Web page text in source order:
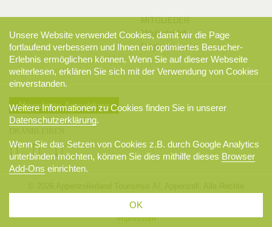
Mitglieder-Info
Mitglieder-Login
Newsletter-Anmeldung
Datenschutzerklärung
Impressum
Unsere Website verwendet Cookies, damit wir die Page
fortlaufend verbessern und Ihnen ein optimiertes Besucher-
Erlebnis ermöglichen können. Wenn Sie auf dieser Webseite
weiterlesen, erklären Sie sich mit der Verwendung von Cookies
einverstanden.
Weitere Informationen zu Cookies finden Sie in unserer
Datenschutzerklärung.
Wenn Sie das Setzen von Cookies z.B. durch Google Analytics
unterbinden möchten, können Sie dies mithilfe dieses Browser
Add-Ons einrichten.
OK